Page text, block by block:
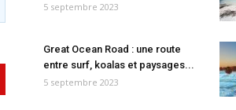
5 septembre 2023
Great Ocean Road : une route
entre surf, koalas et paysages...
5 septembre 2023